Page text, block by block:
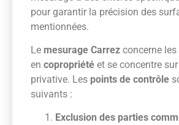
pour garantir la précision des
mentionnées.
Le mesurage Carrez concerne
en copropriété et se concentre
privative. Les points de contrôle
suivants :
Exclusion des parties